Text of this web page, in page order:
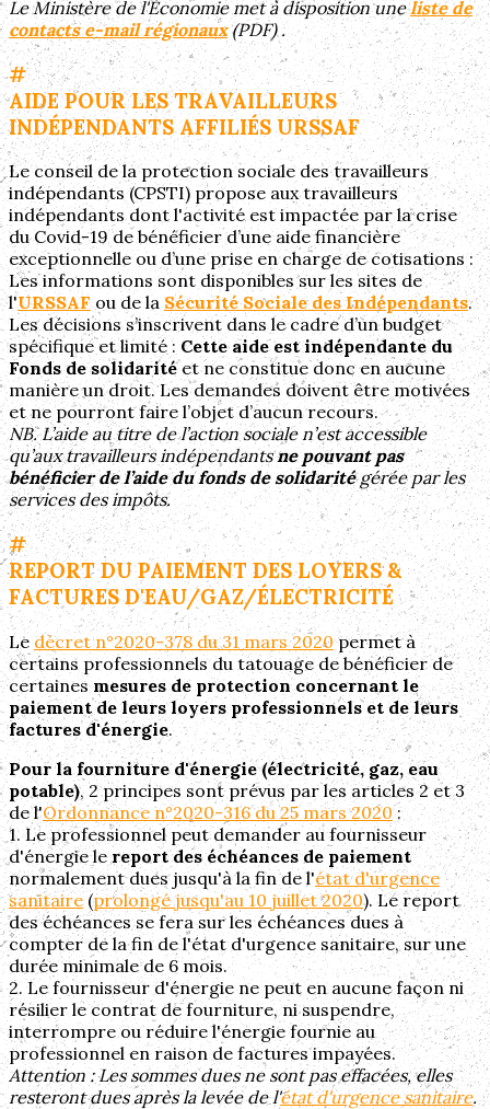
Le Ministère de l'Économie met à disposition uneliste de
contacts e-mail régionaux(PDF) .
#
AIDE POUR LES TRAVAILLEURS
INDÉPENDANTS AFFILIÉS URSSAF
Le conseil de la protection sociale des travailleurs
indépendants (CPSTI) propose aux travailleurs
indépendants dont l'activité est impactée par la crise
du Covid-19 de bénéficier d’une aide financière
exceptionnelle ou d’une prise en charge de cotisations :
Les informations sont disponibles sur les sites de
l'URSSAF ou de la Sécurité Sociale des Indépendants.
Les décisions s’inscrivent dans le cadre d’un budget
spécifique et limité : Cette aide est indépendante du
Fonds de solidaritéet ne constitue donc en aucune
manière un droit. Les demandes doivent être motivées
et ne pourront faire l’objet d’aucun recours.
NB. L’aide au titre de l’action sociale n’est accessible
qu’aux travailleurs indépendantsne pouvant pas
bénéficier de l’aide du fonds de solidaritégérée par les
services des impôts.
#
REPORT DU PAIEMENT DES LOYERS &
FACTURES D'EAU/GAZ/ÉLECTRICITÉ
Le décret n°2020-378 du 31 mars 2020 permet à
certains professionnels du tatouage de bénéficier de
certaines mesures de protection concernant le
paiement de leurs loyers professionnels et de leurs
factures d'énergie.
Pour la fourniture d'énergie (électricité, gaz, eau
potable), 2 principes sont prévus par les articles 2 et 3
de l'Ordonnance n°2020-316 du 25 mars 2020:
1. Le professionnel peut demander au fournisseur
d'énergie le report des échéances de paiement
normalement dues jusqu'à la fin de l'état d'urgence
sanitaire(prolongé jusqu'au 10 juillet 2020). Le report
des échéances se fera sur les échéances dues à
compter de la fin de l'état d'urgence sanitaire, sur une
durée minimale de 6 mois.
2. Le fournisseur d'énergie ne peut en aucune façon ni
résilier le contrat de fourniture, ni suspendre,
interrompre ou réduire l'énergie fournie au
professionnel en raison de factures impayées.
Attention : Les sommes dues ne sont pas effacées, elles
resteront dues après la levée de l'état d'urgence sanitaire.